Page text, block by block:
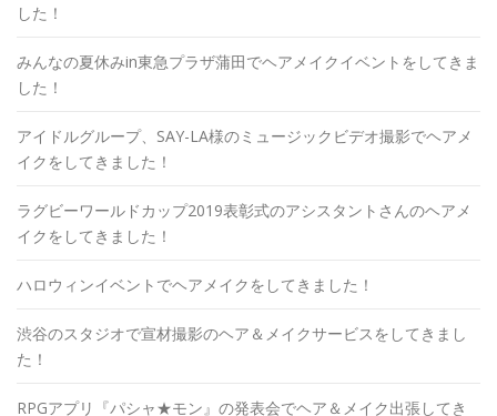
した！
みんなの夏休みin東急プラザ蒲田でヘアメイクイベントをしてきま
した！
アイドルグループ、SAY-LA様のミュージックビデオ撮影でヘアメ
イクをしてきました！
ラグビーワールドカップ2019表彰式のアシスタントさんのヘアメ
イクをしてきました！
ハロウィンイベントでヘアメイクをしてきました！
渋谷のスタジオで宣材撮影のヘア＆メイクサービスをしてきまし
た！
RPGアプリ『パシャ★モン』の発表会でヘア＆メイク出張してき